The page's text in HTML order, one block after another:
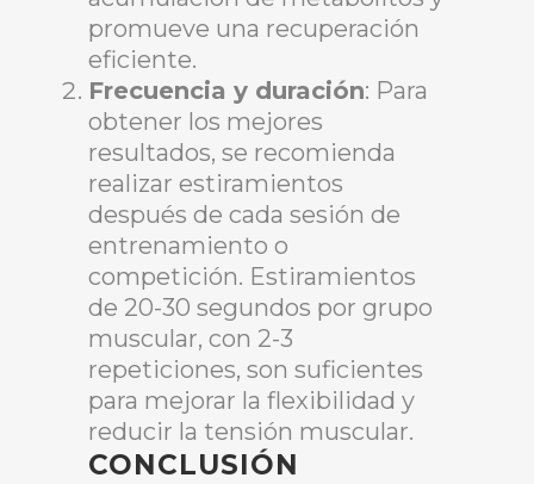
promueve una recuperación
eficiente.
Frecuencia y duración: Para
obtener los mejores
resultados, se recomienda
realizar estiramientos
después de cada sesión de
entrenamiento o
competición. Estiramientos
de 20-30 segundos por grupo
muscular, con 2-3
repeticiones, son suficientes
para mejorar la flexibilidad y
reducir la tensión muscular.
CONCLUSIÓN